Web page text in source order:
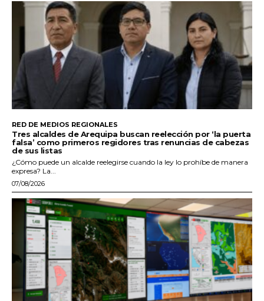
RED DE MEDIOS REGIONALES
Tres alcaldes de Arequipa buscan reelección por ‘la puerta
falsa’ como primeros regidores tras renuncias de cabezas
de sus listas
¿Cómo puede un alcalde reelegirse cuando la ley lo prohíbe de manera
expresa? La...
07/08/2026